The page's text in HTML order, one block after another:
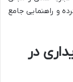
و راهنمایی جامع
در